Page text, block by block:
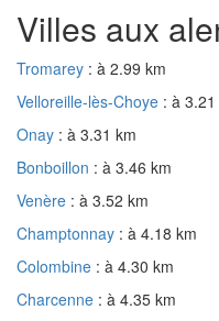
Villes aux
Tromarey : à 2.99 km
Velloreille-lès-Choye : à
Onay : à 3.31 km
Bonboillon : à 3.46 km
Venère : à 3.52 km
Champtonnay : à 4.18 km
Colombine : à 4.30 km
Charcenne : à 4.35 km